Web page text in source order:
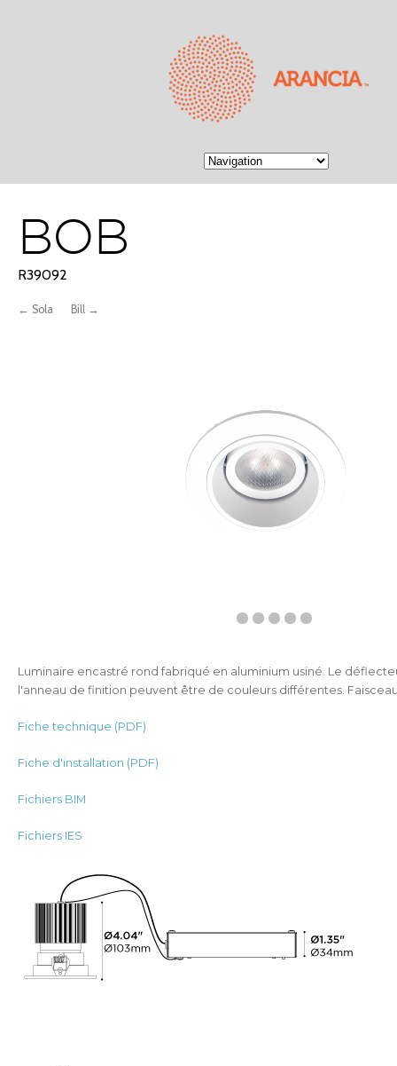
BOB
R39092
← Sola Bill →
Luminaire encastré rond fabriqué en aluminium usiné. Le
l'anneau de finition peuvent être de couleurs différentes.
Fiche technique (PDF)
Fiche d'installation (PDF)
Fichiers BIM
Fichiers IES